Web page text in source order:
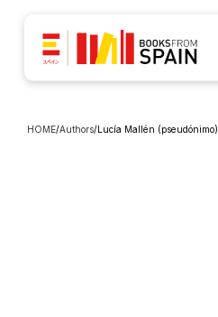
HOME/Authors/Lucía Mallén (pseudónimo)